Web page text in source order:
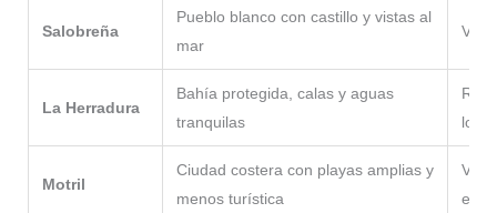
Salobreña
Pueblo blanco con castillo y vistas al
mar
La Herradura
Bahía protegida, calas y aguas
tranquilas
local
Motril
Ciudad costera con playas amplias y
menos turística